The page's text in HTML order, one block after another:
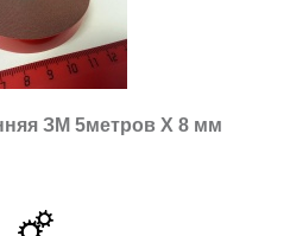
ЗМ 5метров Х 8 мм